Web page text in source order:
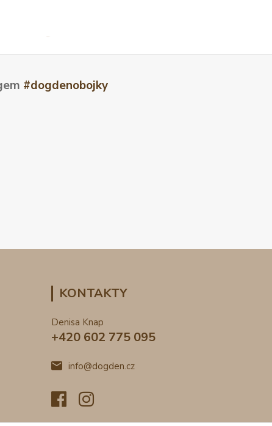
#dogdenobojky
KONTAKTY
Denisa Knap
+420 602 775 095
info@dogden.cz